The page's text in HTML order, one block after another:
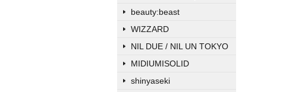
beauty:beast
WIZZARD
NIL DUE / NIL UN TOKYO
MIDIUMISOLID
shinyaseki